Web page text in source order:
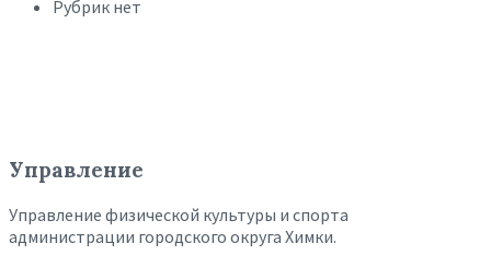
Рубрик нет
Управление
Управление физической культуры и спорта
администрации городского округа Химки.